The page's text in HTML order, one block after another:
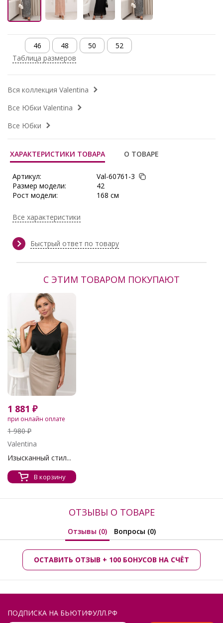
46 48 50
52
Таблица размеров
Вся коллекция Valentina
Все Юбки Valentina
Все Юбки
ХАРАКТЕРИСТИКИ ТОВАРА О ТОВАРЕ
Артикул:
Val-60761-3
Размер модели:
42
Рост модели:
168 см
Тип ткани:
Сезон:
Все характеристики
Быстрый ответ по товару
С ЭТИМ ТОВАРОМ ПОКУПАЮТ
1 881 ₽
при онлайн оплате
1 980 ₽
Valentina
Изысканный стил...
В корзину
ОТЗЫВЫ О ТОВАРЕ
Отзывы (0) Вопросы (0)
ОСТАВИТЬ ОТЗЫВ + 100 БОНУСОВ НА СЧЁТ
ПОДПИСКА НА БЬЮТИФУЛЛ.РФ